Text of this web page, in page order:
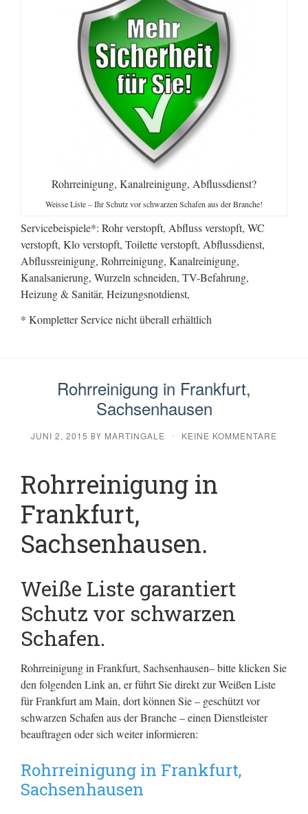
Rohrreinigung, Kanalreinigung, Abflussdienst?
Weisse Liste – Ihr Schutz vor schwarzen Schafen aus der Branche!
Servicebeispiele*: Rohr verstopft, Abfluss verstopft, WC
verstopft, Klo verstopft, Toilette verstopft, Abflussdienst,
Abflussreinigung, Rohrreinigung, Kanalreinigung,
Kanalsanierung, Wurzeln schneiden, TV-Befahrung,
Heizung & Sanitär, Heizungsnotdienst,
* Kompletter Service nicht überall erhältlich
Rohrreinigung in Frankfurt,
Sachsenhausen
JUNI 2, 2015 BY MARTINGALE · KEINE KOMMENTARE
Rohrreinigung in
Frankfurt,
Sachsenhausen.
Weiße Liste garantiert
Schutz vor schwarzen
Schafen.
Rohrreinigung in Frankfurt, Sachsenhausen– bitte klicken Sie
den folgenden Link an, er führt Sie direkt zur Weißen Liste
für Frankfurt am Main, dort können Sie – geschützt vor
schwarzen Schafen aus der Branche – einen Dienstleister
beauftragen oder sich weiter informieren:
Rohrreinigung in Frankfurt,
Sachsenhausen